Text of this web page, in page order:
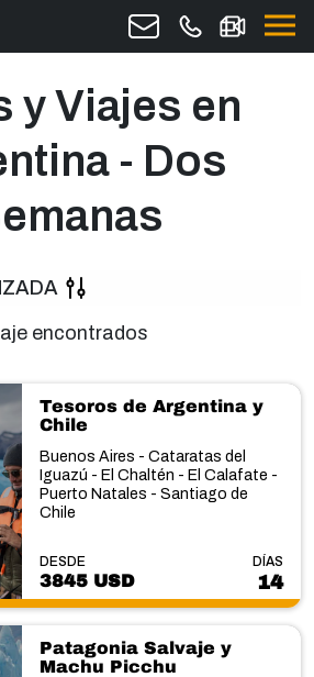
y Viajes en
- Dos
encontrados
Tesoros de Argentina y
Chile
Buenos Aires - Cataratas del
Iguazú - El Chaltén - El Calafate -
Puerto Natales - Santiago de
Chile
DESDE
3845 USD
DÍAS
14
Patagonia Salvaje y
Machu Picchu